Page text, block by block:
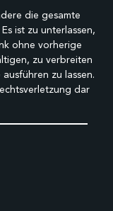
die gesamte
ist zu unterlassen,
ohne vorherige
zu verbreiten
zu lassen.
dar